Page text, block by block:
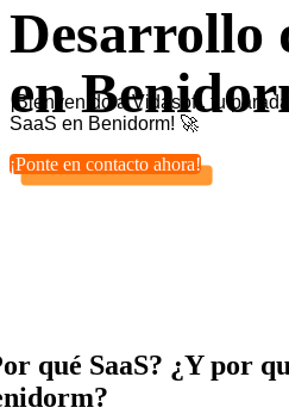
Desarrollo
en
¡Bienvenido a Vidasoft, tu
SaaS en Benidorm! 🚀
¡Ponte en contacto ahora!
qué SaaS? ¿Y por